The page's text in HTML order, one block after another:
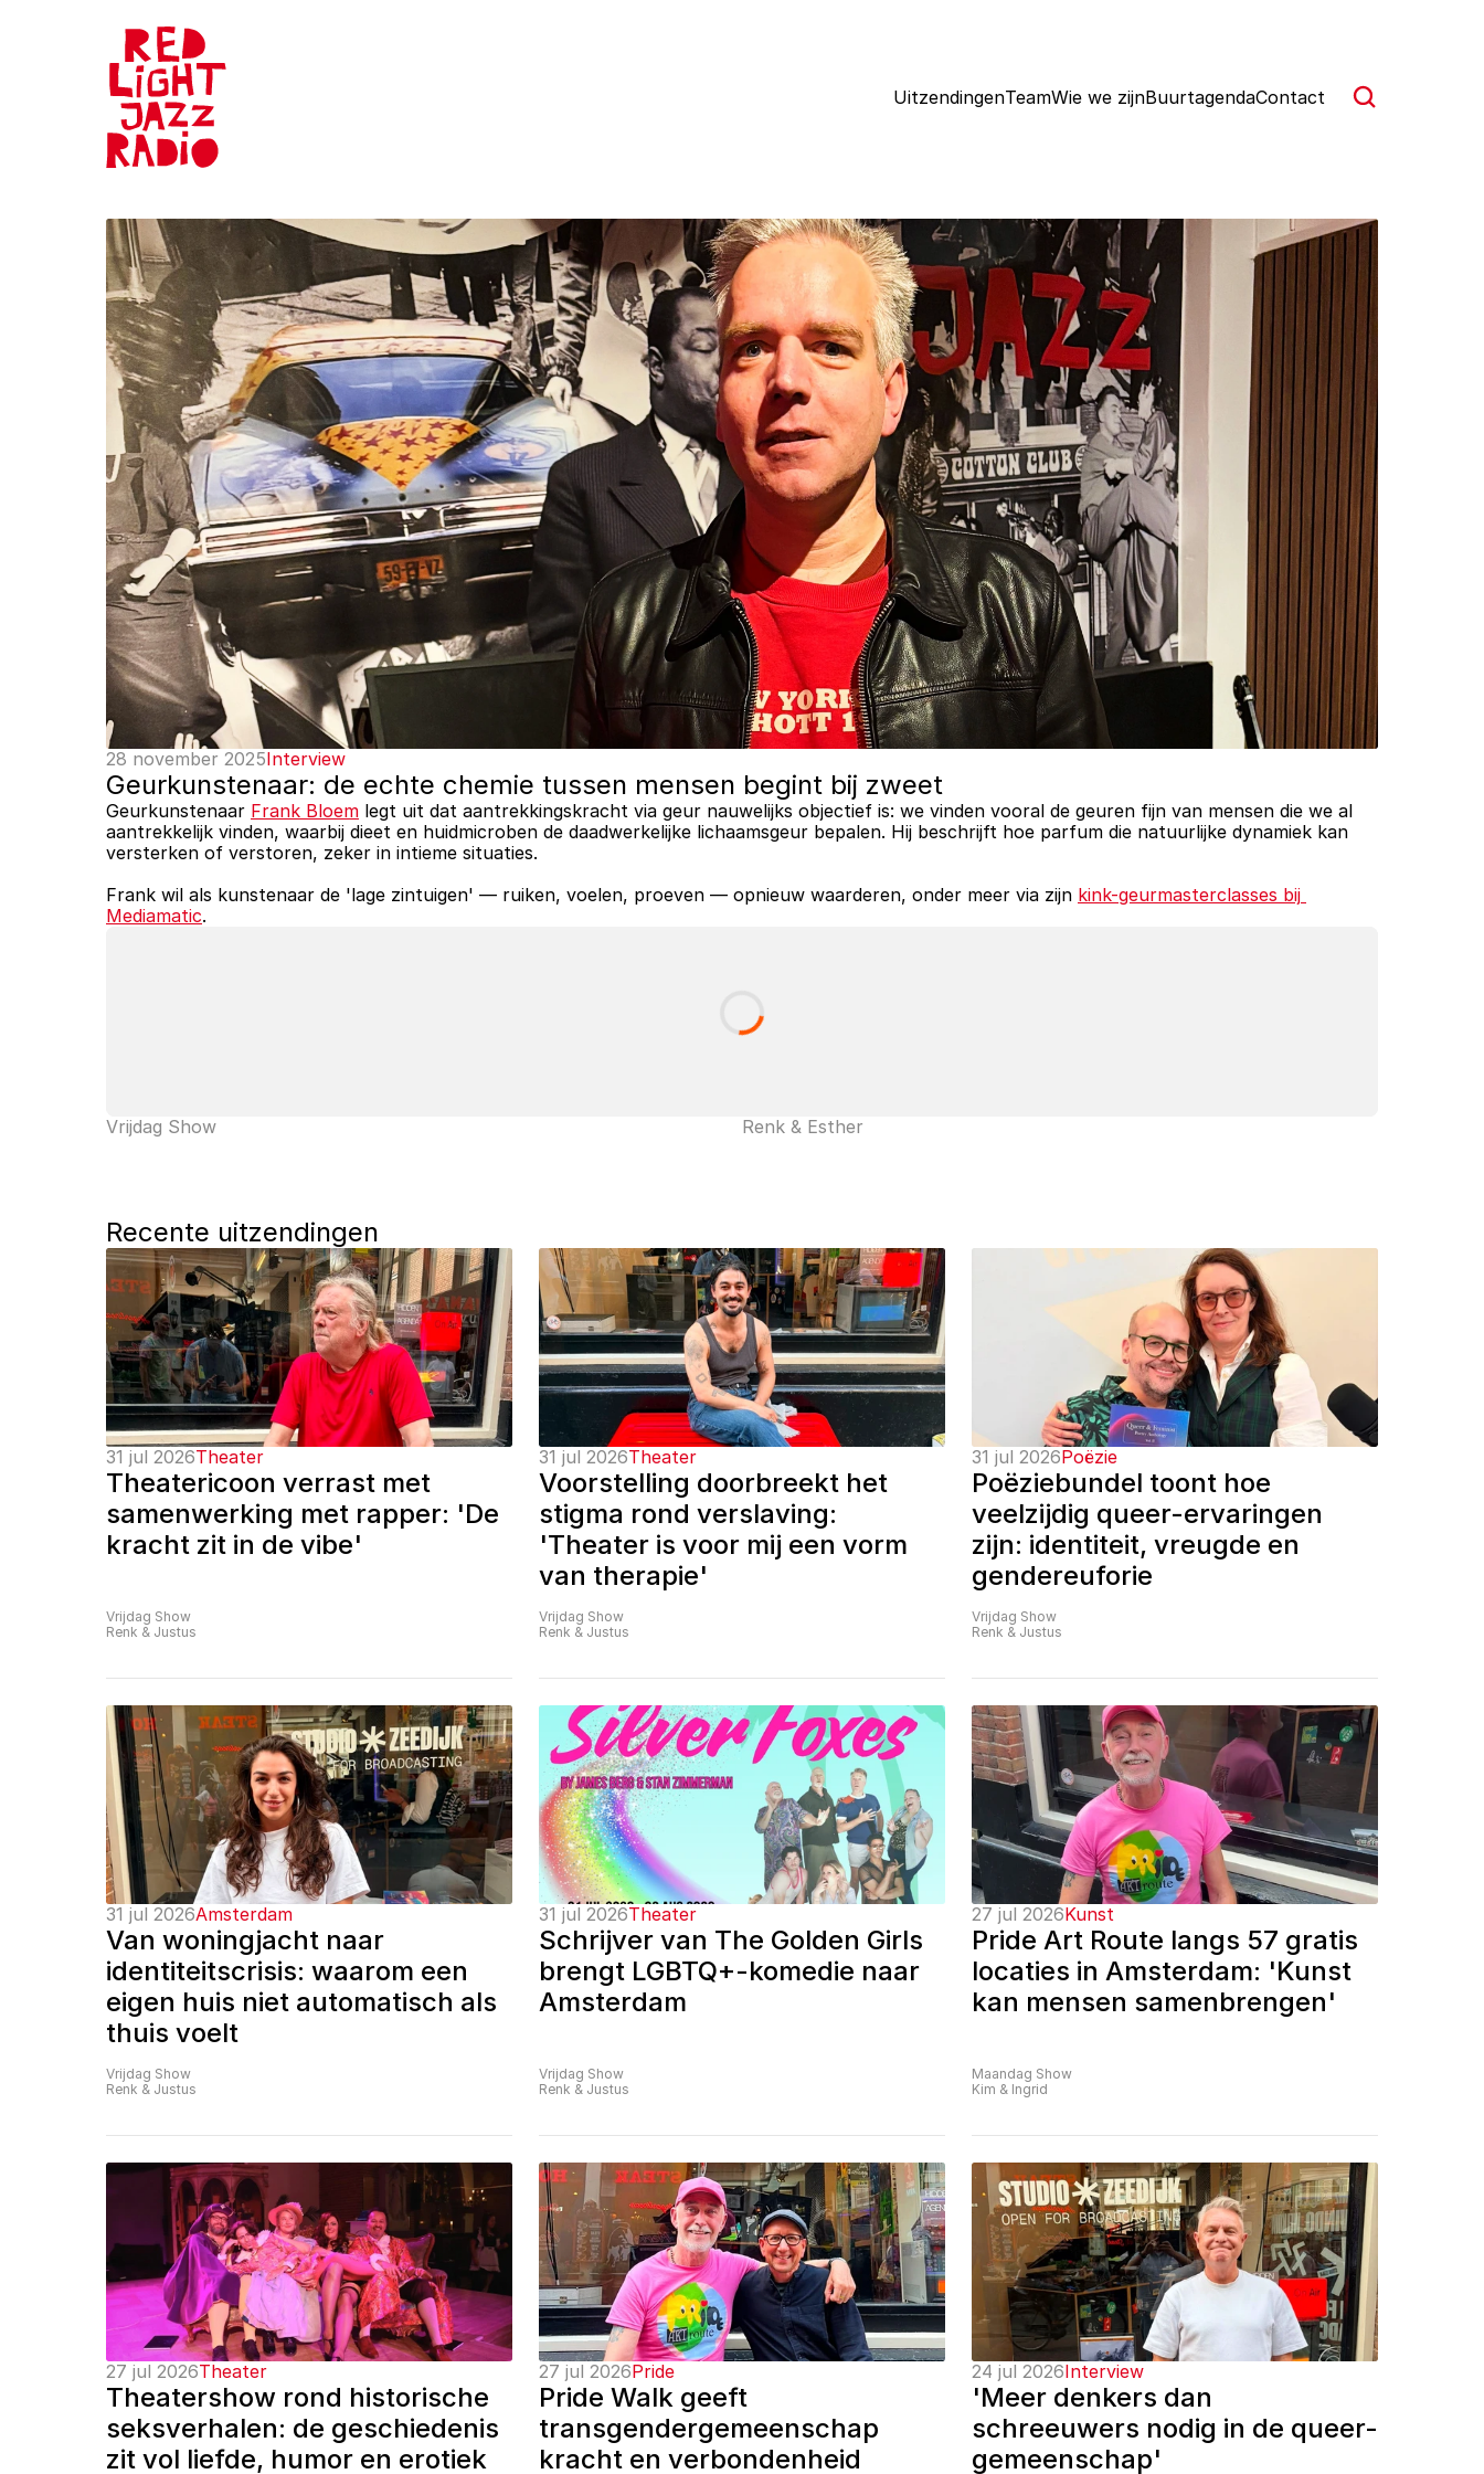
UitzendingenTeamWie we zijnBuurtagendaContact
28 november 2025Interview
Geurkunstenaar: de echte chemie tussen mensen begint bij zweet
Geurkunstenaar Frank Bloem legt uit dat aantrekkingskracht via geur nauwelijks objectief is: we vinden vooral de geuren fijn van mensen die we al
aantrekkelijk vinden, waarbij dieet en huidmicroben de daadwerkelijke lichaamsgeur bepalen. Hij beschrijft hoe parfum die natuurlijke dynamiek kan
versterken of verstoren, zeker in intieme situaties.
Frank wil als kunstenaar de 'lage zintuigen' — ruiken, voelen, proeven — opnieuw waarderen, onder meer via zijn kink-geurmasterclasses bij
Mediamatic.
Vrijdag Show Renk & Esther
Recente uitzendingen
31 jul 2026Theater
Theatericoon verrast met
samenwerking met rapper: 'De
kracht zit in de vibe'
Vrijdag Show
Renk & Justus
31 jul 2026Theater
Voorstelling doorbreekt het
stigma rond verslaving:
'Theater is voor mij een vorm
van therapie'
Vrijdag Show
Renk & Justus
31 jul 2026Poëzie
Poëziebundel toont hoe
veelzijdig queer-ervaringen
zijn: identiteit, vreugde en
gendereuforie
Vrijdag Show
Renk & Justus
31 jul 2026Amsterdam
Van woningjacht naar
identiteitscrisis: waarom een
eigen huis niet automatisch als
thuis voelt
Vrijdag Show
Renk & Justus
31 jul 2026Theater
Schrijver van The Golden Girls
brengt LGBTQ+-komedie naar
Amsterdam
Vrijdag Show
Renk & Justus
27 jul 2026Kunst
Pride Art Route langs 57 gratis
locaties in Amsterdam: 'Kunst
kan mensen samenbrengen'
Maandag Show
Kim & Ingrid
27 jul 2026Theater
Theatershow rond historische
seksverhalen: de geschiedenis
zit vol liefde, humor en erotiek
27 jul 2026Pride
Pride Walk geeft
transgendergemeenschap
kracht en verbondenheid
24 jul 2026Interview
'Meer denkers dan
schreeuwers nodig in de queer-
gemeenschap'